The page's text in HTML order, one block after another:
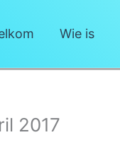
Wie is
2017